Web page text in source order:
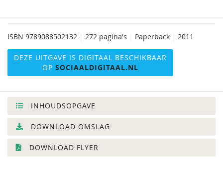
ISBN 9789088502132 272 pagina's Paperback 2011
DEZE UITGAVE IS DIGITAAL BESCHIKBAAR
OP SOCIAALDIGITAAL.NL
INHOUDSOPGAVE
DOWNLOAD OMSLAG
DOWNLOAD FLYER